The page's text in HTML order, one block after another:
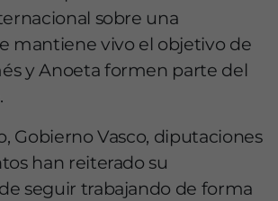
sobre una
mantiene vivo el objetivo de
y Anoeta formen parte del
Gobierno Vasco, diputaciones
han reiterado su
seguir trabajando de forma